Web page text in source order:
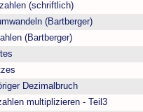
(schriftlich)
(Bartberger)
(Bartberger)
Dezimalbruch
multiplizieren - Teil3